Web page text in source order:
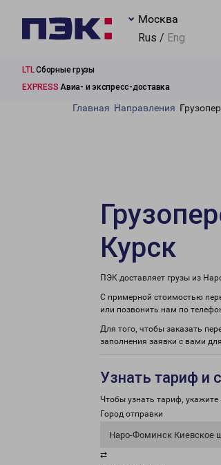
Москва
Rus / Eng
LTLСборные грузы
EXPRESS Авиа- и экспресс-доставка
Главная Направления
Курск
ПЭК доставляет грузы из
С примерной стоимостью
или позвонить нам по
Для того, чтобы заказать
заполнения заявки с вами
Узнать тариф и
Чтобы узнать тариф, укажите
Город отправки
Наро-Фоминск Киевское
⇄